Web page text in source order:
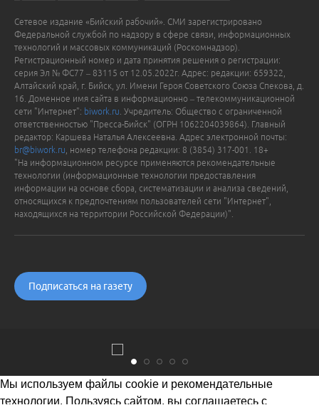
Сетевое издание «Бийский рабочий». СМИ зарегистрировано
Федеральной службой по надзору в сфере связи, информационных
технологий и массовых коммуникаций (Роскомнадзор).
Регистрационный номер и дата принятия решения о регистрации:
серия Эл № ФС77 – 83115 от 12.05.2022г. Адрес: редакции: 659322,
Алтайский край, г. Бийск, ул. Имени Героя Советского Союза Спекова, д.
16. Доменное имя сайта в информационно – телекоммуникационной
сети "Интернет": biwork.ru . Учредитель: Общество с ограниченной
ответственностью "Пресса-Бийск" (ОГРН 1062204039864). Главный
редактор: Каршева Наталья Алексеевна. Адрес электронной почты:
br@biwork.ru , номер телефона редакции: 8 (3854) 317-001. 18+
"На информационном ресурсе применяются рекомендательные
технологии (информационные технологии предоставления
информации на основе сбора, систематизации и анализа сведений,
относящихся к предпочтениям пользователей сети "Интернет",
находящихся на территории Российской Федерации)".
Подписаться на газету
Мы используем файлы cookie и рекомендательные
технологии. Пользуясь сайтом, вы соглашаетесь с